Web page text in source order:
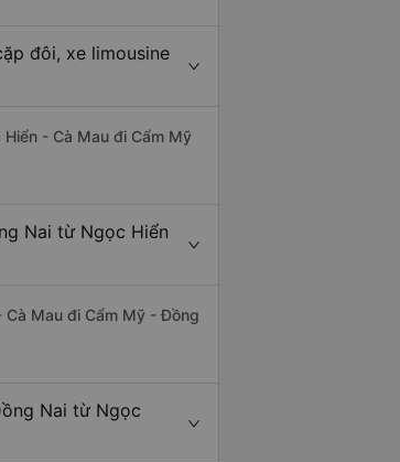
đôi, xe limousine
- Cà Mau đi Cẩm Mỹ
Nai từ Ngọc Hiển
Cà Mau đi Cẩm Mỹ - Đồng
Nai từ Ngọc